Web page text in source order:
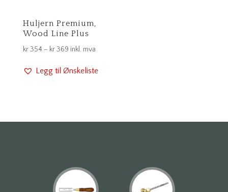
Huljern Premium,
Wood Line Plus
kr354 – kr369Prisområde:
til
inkl. mva
Legg til Ønskeliste